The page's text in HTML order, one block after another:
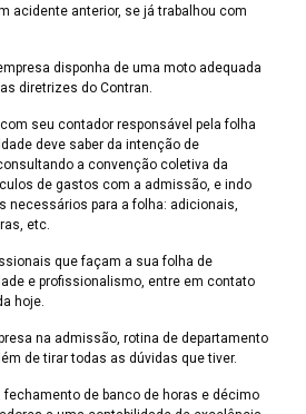
acidente anterior, se já trabalhou com
disponha de uma moto adequada
diretrizes do Contran.
seu contador responsável pela folha
deve saber da intenção de
a convenção coletiva da
de gastos com a admissão, e indo
necessários para a folha: adicionais,
etc.
que façam a sua folha de
e profissionalismo, entre em contato
hoje.
na admissão, rotina de departamento
de tirar todas as dúvidas que tiver.
de banco de horas e décimo